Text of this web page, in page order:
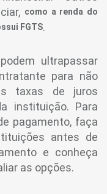
como a renda do
FGTS.
ultrapassar
para não
taxas de juros
instituição. Para
pagamento, faça
antes de
e conheça
as opções.